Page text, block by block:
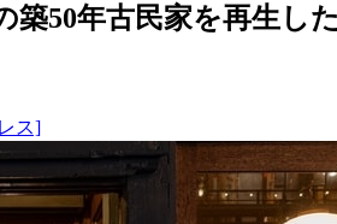
築50年古民家を再生
ス]